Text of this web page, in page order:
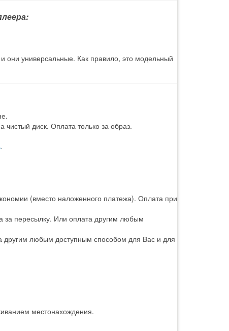
они универсальные. Как правило, это модельный
диск. Оплата только за образ.
.
(вместо наложенного платежа). Оплата при
за пересылку. Или оплата другим любым
другим любым доступным способом для Вас и для
местонахождения.